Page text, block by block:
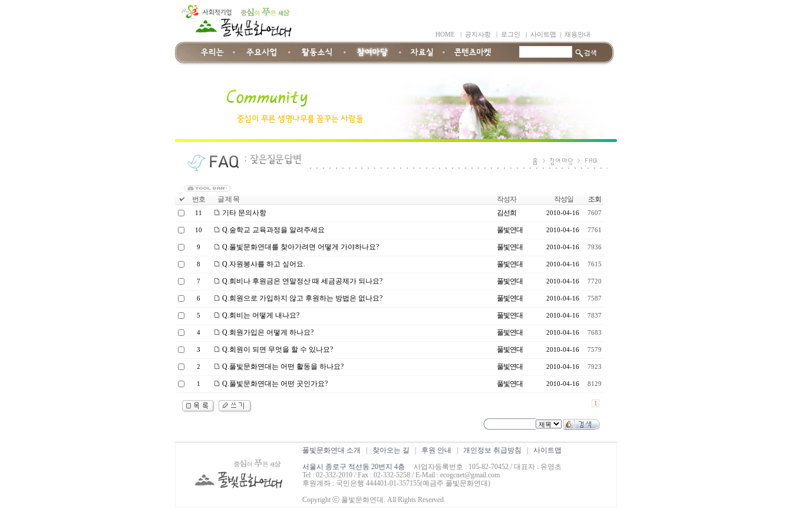
HOME 공지사항 로그인 사이트맵 채용안내
번호 글 제 목 작성자 작성일 조회
11 기타 문의사항 김선희 2010-04-16 7607
10 Q.숲학교 교육과정을 알려주세요 풀빛연대 2010-04-16 7761
9 Q.풀빛문화연대를 찾아가려면 어떻게 가야하나요? 풀빛연대 2010-04-16 7936
8 Q.자원봉사를 하고 싶어요. 풀빛연대 2010-04-16 7615
7 Q.회비나 후원금은 연말정산 때 세금공제가 되나요? 풀빛연대 2010-04-16 7720
6 Q.회원으로 가입하지 않고 후원하는 방법은 없나요? 풀빛연대 2010-04-16 7587
5 Q.회비는 어떻게 내나요? 풀빛연대 2010-04-16 7837
4 Q.회원가입은 어떻게 하나요? 풀빛연대 2010-04-16 7683
3 Q.회원이 되면 무엇을 할 수 있나요? 풀빛연대 2010-04-16 7579
2 Q.풀빛문화연대는 어떤 활동을 하나요? 풀빛연대 2010-04-16 7923
1 Q.풀빛문화연대는 어떤 곳인가요? 풀빛연대 2010-04-16 8129
1
풀빛문화연대 소개 찾아오는 길 후원 안내 개인정보 취급방침
사이트맵
서울시 종로구 적선동 20번지 4층 사업자등록번호 : 105-82-70452 / 대표자 : 유영초
Tel : 02-332-2010 / Fax : 02-332-5258 / E-Mail : ecogcnet@gmail.com
후원계좌 : 국민은행 444401-01-357155(예금주 풀빛문화연대)
Copyright ⓒ 풀빛문화연대. All Rights Reserved.